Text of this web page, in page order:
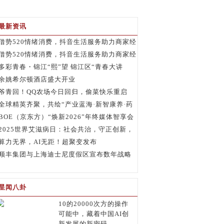
新资讯
势520情绪消费，抖音生活服务助力商家经
增长
势520情绪消费，抖音生活服务助力商家经
增长
彩青春・锦江“熙”望 锦江区“青春大讲
”大思政课活动圆满举行
姚希尔顿酒店盛大开业
青回！QQ农场今日回归，偷菜快乐重启
球精英齐聚，共绘“产业蓝海·新智康养·药
出海”新蓝图
（京东方）“焕新2026”年终媒体智享会
地深圳 绘就显示产业生态新蓝图
世界艾滋病日：社会共治，守正创新，
方行动终结艾滋
力无界，AI无距！超聚变发布
随身智能体开发平台
丰集团与上海迪士尼度假区宣布数年战略
闻八卦
10的20000次方的操作
可能中，藏着中国AI创